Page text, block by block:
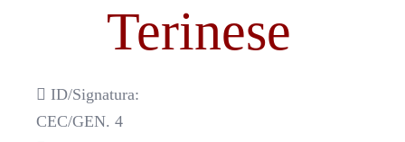
Terinese
ID/Signatura:
CEC/GEN. 4